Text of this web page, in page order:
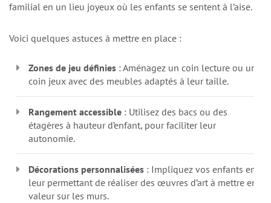
familial en un lieu joyeux où les enfants se sentent à l’aise.
Voici quelques astuces à mettre en place :
Zones de jeu définies : Aménagez un coin lecture ou un
coin jeux avec des meubles adaptés à leur taille.
Rangement accessible : Utilisez des bacs ou des
étagères à hauteur d’enfant, pour faciliter leur
autonomie.
Décorations personnalisées : Impliquez vos enfants en
leur permettant de réaliser des œuvres d’art à mettre en
valeur sur les murs.